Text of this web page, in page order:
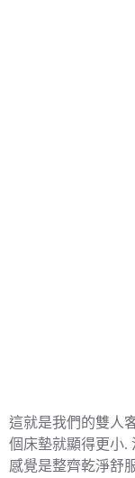
這就是我們的雙人
個床墊就顯得更小.
感覺是整齊乾淨舒